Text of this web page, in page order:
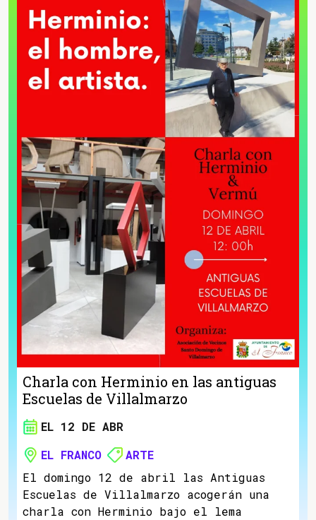
Charla con Herminio en las antiguas
Escuelas de Villalmarzo
EL 12 DE ABR
EL FRANCO
ARTE
El domingo 12 de abril las Antiguas
Escuelas de Villalmarzo acogerán una
charla con Herminio bajo el lema